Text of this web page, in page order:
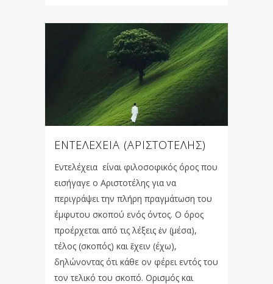
ΕΝΤΕΛΕΧΕΙΑ (ΑΡΙΣΤΟΤΕΛΗΣ)
Εντελέχεια είναι φιλοσοφικός όρος που
εισήγαγε ο Αριστοτέλης για να
περιγράψει την πλήρη πραγμάτωση του
έμφυτου σκοπού ενός όντος. Ο όρος
προέρχεται από τις λέξεις ἐν (μέσα),
τέλος (σκοπός) και ἔχειν (έχω),
δηλώνοντας ότι κάθε ον φέρει εντός του
τον τελικό του σκοπό. Ορισμός και